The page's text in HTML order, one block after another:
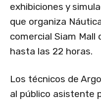
exhibiciones y
que organiza
comercial Siam Mall
hasta las 22 horas.
Los técnicos de
al público asistente